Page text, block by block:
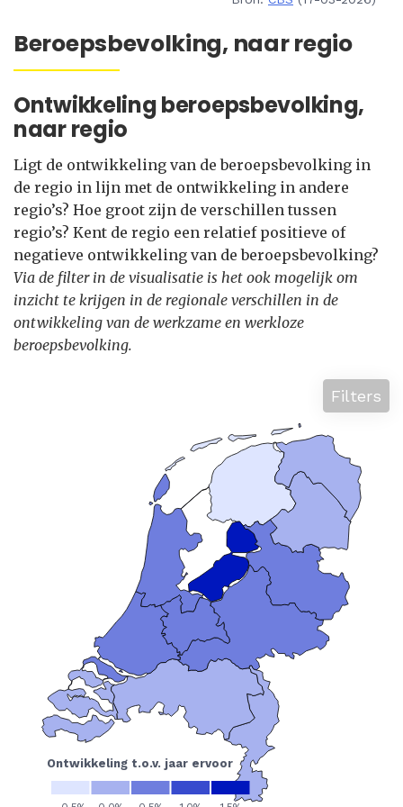
Beroepsbevolking, naar regio
Ontwikkeling beroepsbevolking,
naar regio
Ligt de ontwikkeling van de beroepsbevolking in
de regio in lijn met de ontwikkeling in andere
regio’s? Hoe groot zijn de verschillen tussen
regio’s? Kent de regio een relatief positieve of
negatieve ontwikkeling van de beroepsbevolking?
Via de filter in de visualisatie is het ook mogelijk om
inzicht te krijgen in de regionale verschillen in de
ontwikkeling van de werkzame en werkloze
beroepsbevolking.
Filters